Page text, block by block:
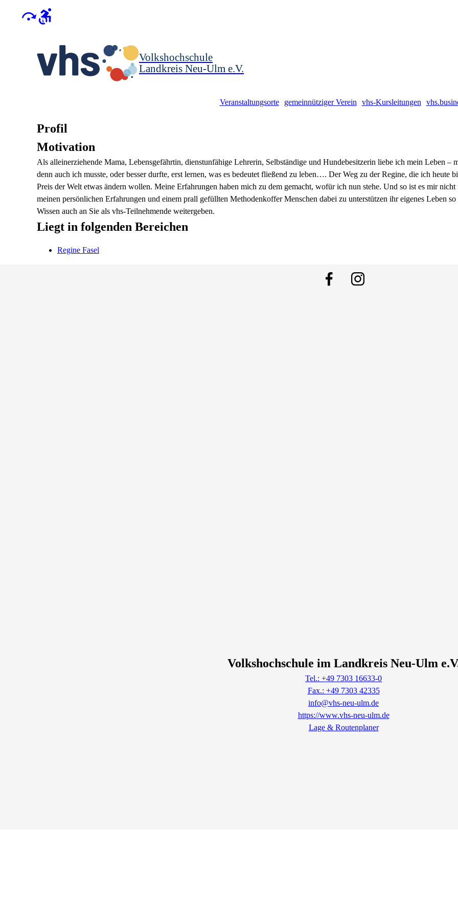
Volkshochschule
Landkreis Neu-Ulm e.V.
Veranstaltungsorte gemeinnütziger Verein vhs-Kursleitungen
Profil
Motivation
Als alleinerziehende Mama, Lebensgefährtin, dienstunfähige Lehrerin, Selbständige und Hundebesitzerin liebe ich mein Leben –
denn auch ich musste, oder besser durfte, erst lernen, was es bedeutet fließend zu leben…. Der Weg zu der Regine, die ich
Preis der Welt etwas ändern wollen. Meine Erfahrungen haben mich zu dem gemacht, wofür ich nun stehe. Und so ist es mir
meinen persönlichen Erfahrungen und einem prall gefüllten Methodenkoffer Menschen dabei zu unterstützen ihr eigenes Leben
Wissen auch an Sie als vhs-Teilnehmende weitergeben.
Liegt in folgenden Bereichen
Regine Fasel
Volkshochschule im Landkreis Neu-Ulm
Tel.: +49 7303 16633-0
Fax.: +49 7303 42335
info@vhs-neu-ulm.de
https://www.vhs-neu-ulm.de
Lage & Routenplaner